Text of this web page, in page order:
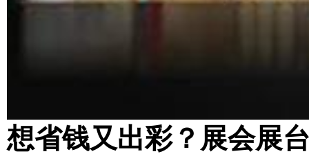
想省钱又出彩？展会展